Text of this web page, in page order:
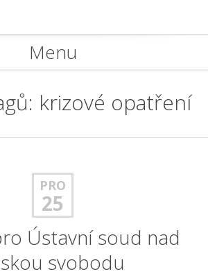
Menu
krizové opatření
PRO
25
Ústavní soud nad
svobodu